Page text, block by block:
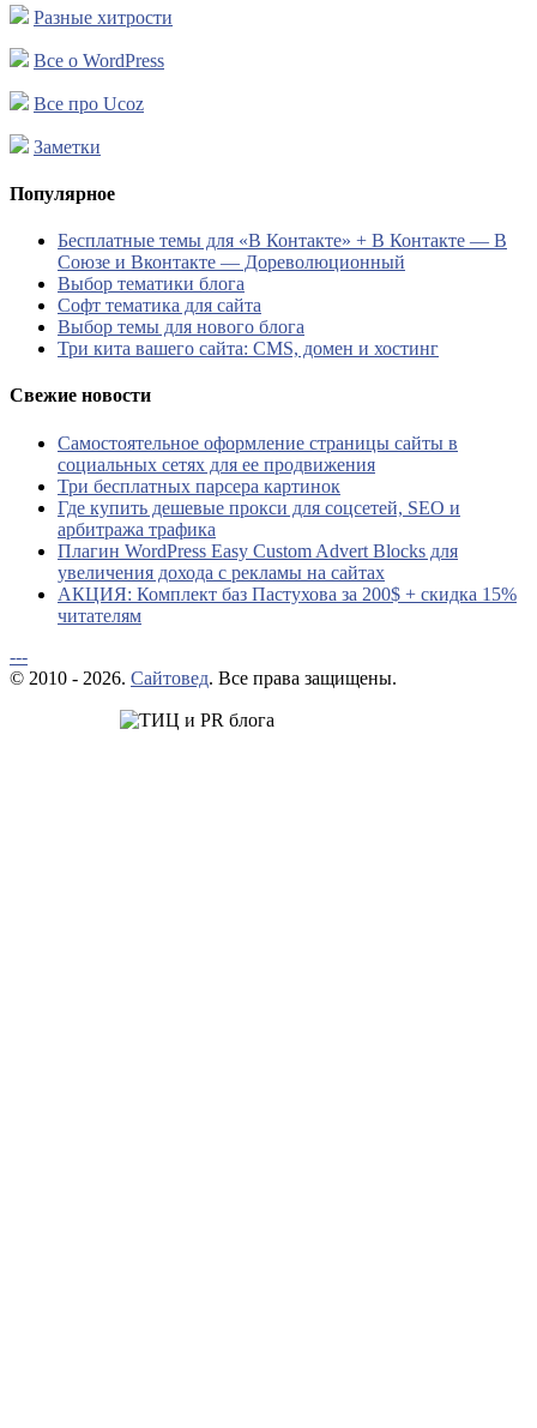
Разные хитрости
Все о WordPress
Все про Ucoz
Заметки
Популярное
Бесплатные темы для «В Контакте» + В Контакте — В
Союзе и Вконтакте — Дореволюционный
Выбор тематики блога
Софт тематика для сайта
Выбор темы для нового блога
Три кита вашего сайта: CMS, домен и хостинг
Свежие новости
Самостоятельное оформление страницы сайты в
социальных сетях для ее продвижения
Три бесплатных парсера картинок
Где купить дешевые прокси для соцсетей, SEO и
арбитража трафика
Плагин WordPress Easy Custom Advert Blocks для
увеличения дохода с рекламы на сайтах
АКЦИЯ: Комплект баз Пастухова за 200$ + скидка 15%
читателям
---
© 2010 - 2026. Сайтовед. Все права защищены.